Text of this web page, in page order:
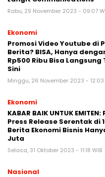
Rabu, 29 November 2023 - 09:07
Ekonomi
Promosi Video Youtube di
Berita? BISA, Hanya
Rp500 Ribu Bisa
Sini
Minggu, 26 November 2023 - 12:03
Ekonomi
KABAR BAIK UNTUK
Press Release Serentak di
Berita Ekonomi Bisnis
Juta
Selasa, 31 Oktober 2023 - 11:18 WIB
Nasional